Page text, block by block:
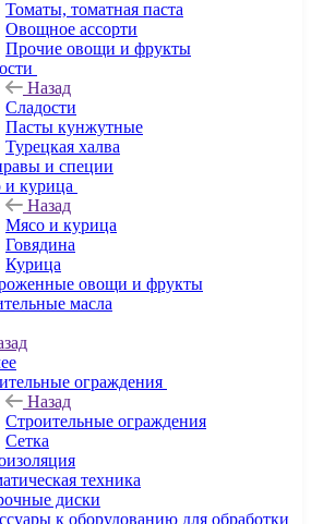
Томаты, томатная паста
Овощное ассорти
Прочие овощи и фрукты
Назад
Сладости
Пасты кунжутные
Турецкая халва
и специи
курица
Назад
Мясо и курица
Говядина
Курица
овощи и фрукты
масла
ограждения
Назад
Строительные ограждения
Сетка
техника
диски
к оборудованию для обработки